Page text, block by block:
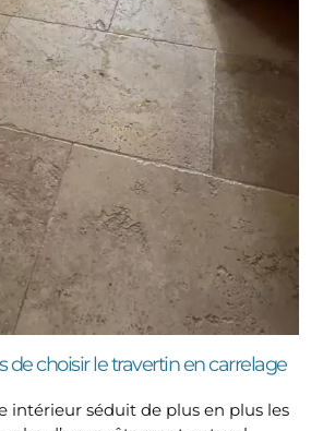
de choisir le travertin en carrelage
intérieur séduit de plus en plus les